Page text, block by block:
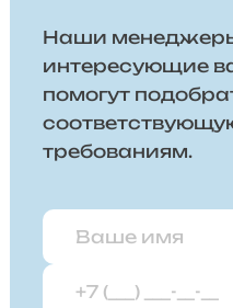
Наши менеджеры
интересующие
помогут
требованиям.